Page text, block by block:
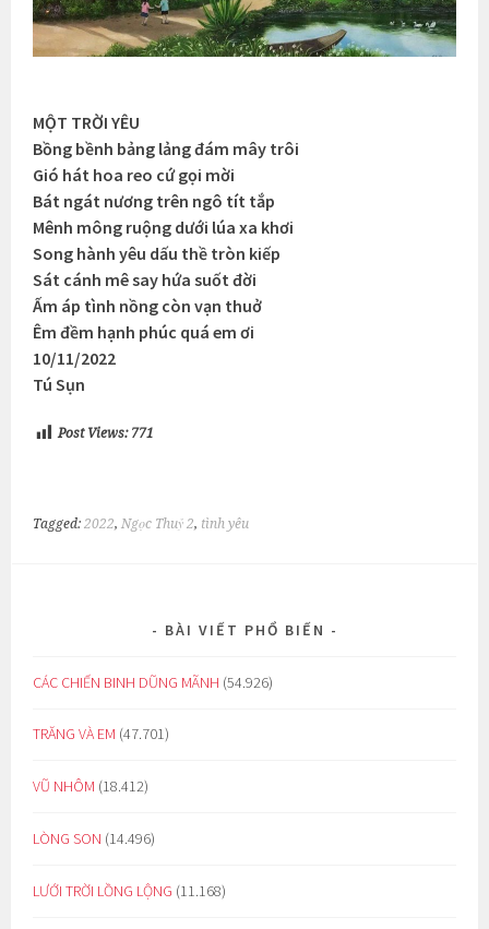
MỘT TRỜI YÊU
Bồng bềnh bảng lảng đám mây trôi
Gió hát hoa reo cứ gọi mời
Bát ngát nương trên ngô tít tắp
Mênh mông ruộng dưới lúa xa khơi
Song hành yêu dấu thề tròn kiếp
Sát cánh mê say hứa suốt đời
Ấm áp tình nồng còn vạn thuở
Êm đềm hạnh phúc quá em ơi
10/11/2022
Tú Sụn
Post Views: 771
Tagged:2022, Ngọc Thuỷ 2, tình yêu
BÀI VIẾT PHỔ BIẾN
CÁC CHIẾN BINH DŨNG MÃNH (54.926)
TRĂNG VÀ EM (47.701)
VŨ NHÔM (18.412)
LÒNG SON (14.496)
LƯỚI TRỜI LỒNG LỘNG (11.168)